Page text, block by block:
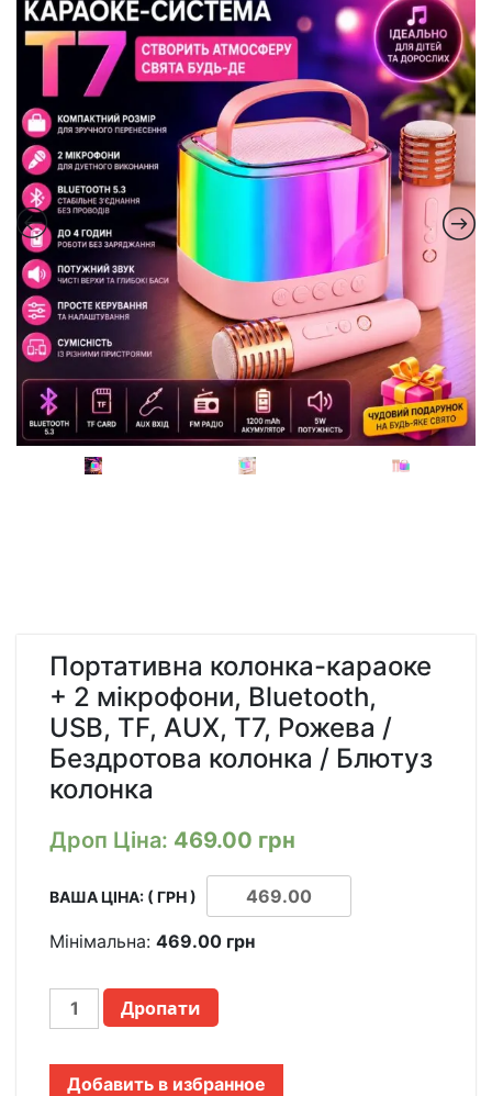
Портативна колонка-караоке
+ 2 мікрофони, Bluetooth,
USB, TF, AUX, T7, Рожева /
Бездротова колонка / Блютуз
колонка
Дроп Ціна: 469.00 грн
ВАША ЦІНА: ( ГРН )
Мінімальна: 469.00 грн
ПОРТАТИВНАЯ
КОЛОНКА-
+
Дропати
Добавить в избранное